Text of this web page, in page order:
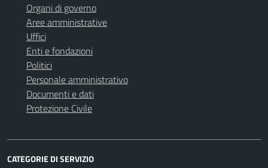
Organi di governo
Aree amministrative
Uffici
Enti e fondazioni
Politici
Personale amministrativo
Documenti e dati
Protezione Civile
CATEGORIE DI SERVIZIO